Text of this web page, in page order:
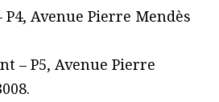
Avenue Pierre Mendès
– P5, Avenue Pierre